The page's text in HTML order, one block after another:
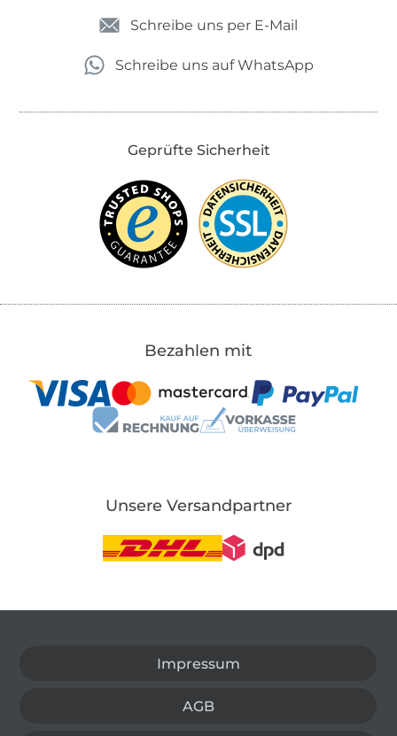
Schreibe uns per E-Mail
Schreibe uns auf WhatsApp
Geprüfte Sicherheit
Bezahlen mit
Unsere Versandpartner
Impressum
AGB